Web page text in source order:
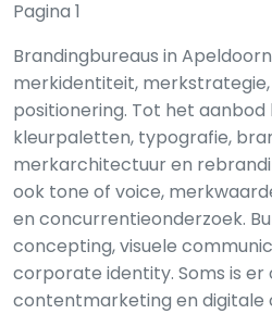
Pagina 1
Brandingbureaus in
merkidentiteit, merkstrategie,
positionering. Tot het
kleurpaletten, typografie,
merkarchitectuur en
ook tone of voice,
en concurrentieonderzoek.
concepting, visuele
corporate identity. Soms is
contentmarketing en digitale